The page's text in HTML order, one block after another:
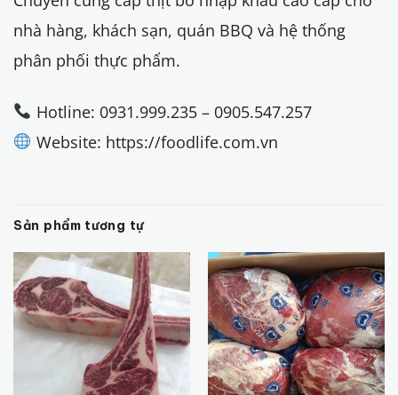
nhà hàng, khách sạn, quán BBQ và hệ thống
phân phối thực phẩm.
Hotline: 0931.999.235 – 0905.547.257
Website: https://foodlife.com.vn
Sản phẩm tương tự